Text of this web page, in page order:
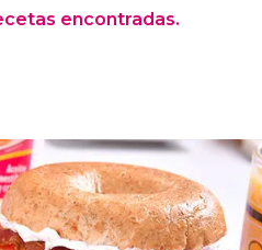
encontradas.